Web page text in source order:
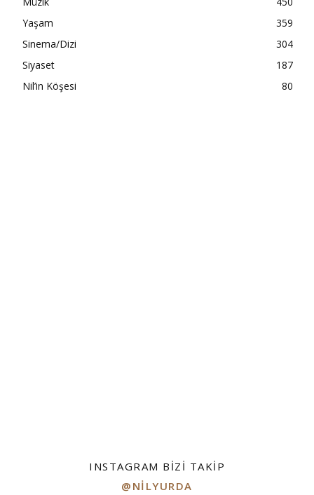
Yaşam
359
Sinema/Dizi
304
Siyaset
187
Nil’in Köşesi
80
INSTAGRAM BIZI TAKIP
@NILYURDA